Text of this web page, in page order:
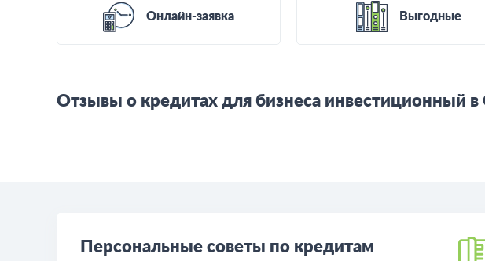
Онлайн-заявка Выгодные
Отзывы о кредитах для бизнеса инвестиционный в
Персональные советы по кредитам